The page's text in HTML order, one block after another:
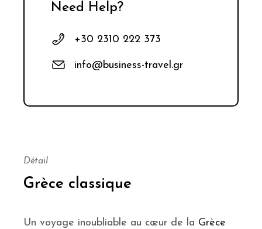
Détail
Grèce classique
Un voyage inoubliable au cœur de la Grèce
Need Help?
+30 2310 222 373
info@business-travel.gr